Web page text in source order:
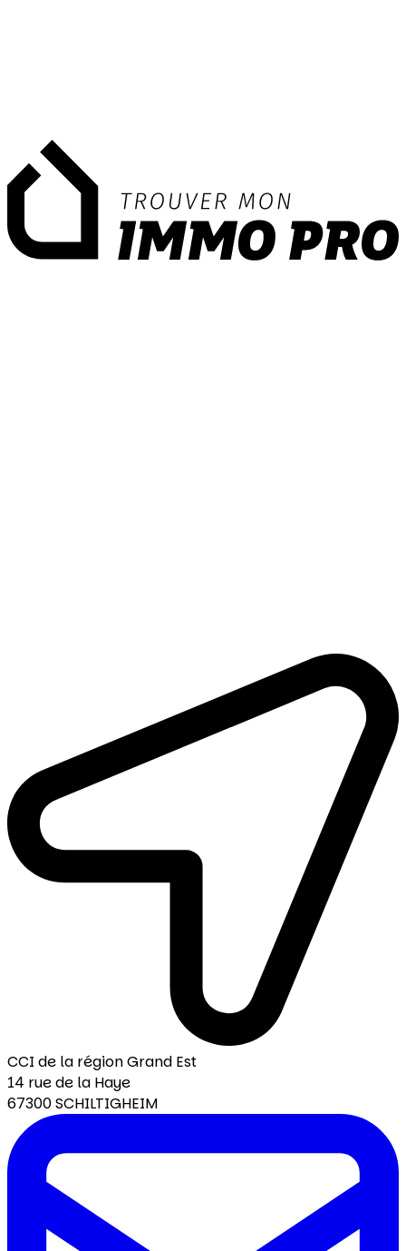
CCI de la région Grand Est
14 rue de la Haye
67300 SCHILTIGHEIM